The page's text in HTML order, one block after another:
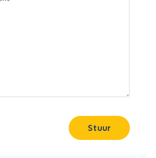
Stuur